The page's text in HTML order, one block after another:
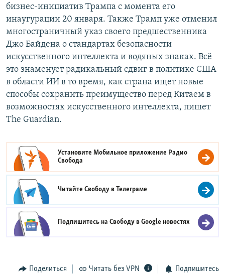
бизнес-инициатив Трампа с момента его
инаугурации 20 января. Также Трамп уже отменил
многостраничный указ своего предшественника
Джо Байдена о стандартах безопасности
искусственного интеллекта и водяных знаках. Всё
это знаменует радикальный сдвиг в политике США
в области ИИ в то время, как страна ищет новые
способы сохранить преимущество перед Китаем в
возможностях искусственного интеллекта, пишет
The Guardian.
Установите Мобильное приложение Радио
Свобода
Читайте Свободу вТелеграме
Подпишитесь на Свободу вGoogle новостях
Поделиться Читать без VPN Подпишитесь